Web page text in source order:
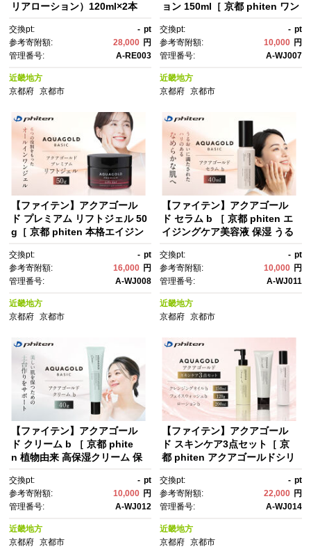
リアローション）120ml×2本
ケア スキンケア 人気 おすす
め 高価 通販 ］
交換pt: - pt
参考寄附額:
28,000 円
管理番号:
A-RE003
近畿地方
京都府
京都市
ョン 150ml［ 京都 phiten ワン
来 化粧水 エイジングケア 人
気 おすすめ 美容 保湿 肌ケ
ア ボディケア ギフト プレゼン
ト お取り寄せ 通販 送料無料 ふ
るさと納税 ］
交換pt: - pt
参考寄附額:
10,000 円
管理番号:
A-WJ007
近畿地方
京都府 京都市
【ファイテン】アクアゴール
ド プレミアム リフトジェル 50
g［ 京都 phiten 本格エイジン
ル 乾燥による小ジワ対策 人
気 おすすめ 美容 保湿 肌ケ
ア ボディケア ギフト プレゼン
ト お取り寄せ 通販 送料無料 ふ
るさと納税 ］
交換pt: - pt
参考寄附額:
16,000 円
管理番号:
A-WJ008
近畿地方
京都府
京都市
【ファイテン】アクアゴール
ド セラム b ［ 京都 phiten エ
イジングケア美容液 保湿 うる
ア ボディケア ギフト プレゼン
ト お取り寄せ 通販 送料無料 ふ
るさと納税 ］
交換pt: - pt
参考寄附額:
10,000 円
管理番号:
A-WJ011
近畿地方
京都府 京都市
【ファイテン】アクアゴール
ド クリーム b ［ 京都 phite
n 植物由来 高保湿クリーム 保
容 肌ケア ボディケア ギフト プ
レゼント お取り寄せ 通販 送料
無料 ふるさと納税 ］
交換pt: - pt
参考寄附額:
10,000 円
管理番号:
A-WJ012
近畿地方
京都府
京都市
【ファイテン】アクアゴール
ド スキンケア3点セット［ 京
都 phiten アクアゴールドシリ
ジング フェイスウォッシュ ロ
ーション セット 人気 おすす
め 美容 基礎化粧品 フェイスケ
ア エイジングケア ボタニカ
ル お取り寄せ 通販 送料無料 ふ
るさと納税 ］
交換pt: - pt
参考寄附額:
22,000 円
管理番号:
A-WJ014
近畿地方
京都府 京都市